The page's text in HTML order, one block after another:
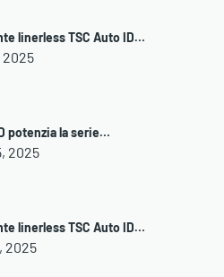
linerless TSC Auto ID…
2025
potenzia la serie…
2025
linerless TSC Auto ID…
2025